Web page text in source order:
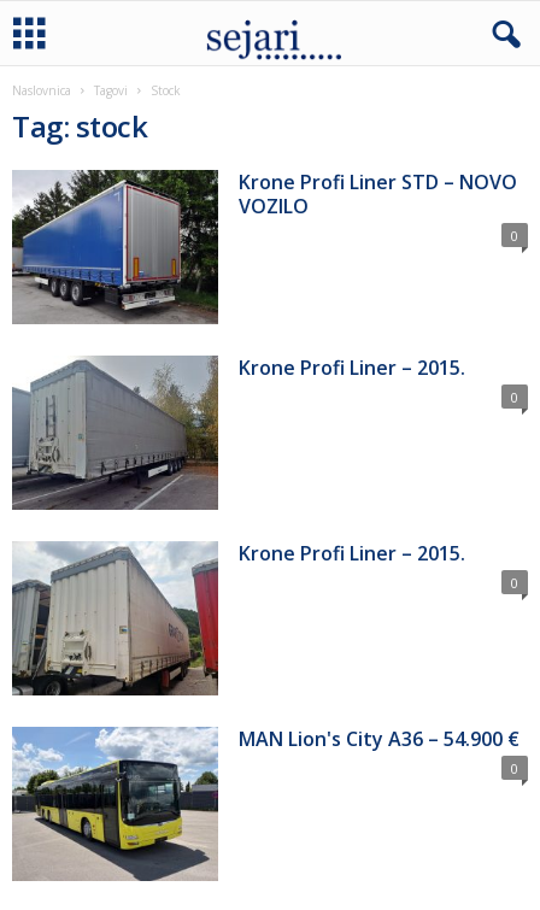
Naslovnica Tagovi Stock
Tag: stock
Krone Profi Liner STD – NOVO
VOZILO
0
Krone Profi Liner – 2015.
0
Krone Profi Liner – 2015.
0
MAN Lion's City A36 – 54.900 €
0